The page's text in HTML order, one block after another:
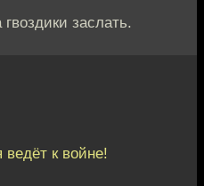
заслать.
к войне!